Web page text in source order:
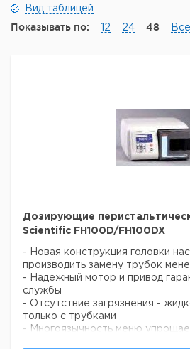
Вид таблицей
Показывать по: 12 24 48 Все
Дозирующие
Scientific FH100D/FH100DX
- Новая конструкция головки
производить замену трубок
- Надежный мотор и привод
службы
- Отсутствие загрязнения -
только с трубками
- Многоязычность меню